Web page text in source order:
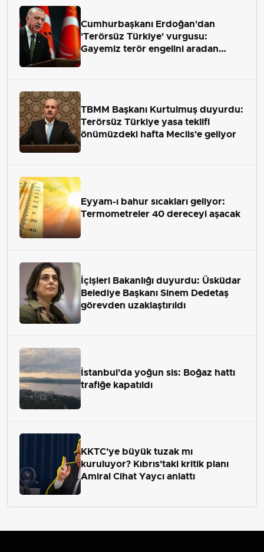
Cumhurbaşkanı Erdoğan'dan
'Terörsüz Türkiye' vurgusu:
Gayemiz terör engelini aradan
TBMM Başkanı Kurtulmuş duyurdu:
Terörsüz Türkiye yasa teklifi
önümüzdeki hafta Meclis'e geliyor
Eyyam-ı bahur sıcakları geliyor:
Termometreler 40 dereceyi aşacak
İçişleri Bakanlığı duyurdu: Üsküdar
Belediye Başkanı Sinem Dedetaş
görevden uzaklaştırıldı
İstanbul'da yoğun sis: Boğaz hattı
trafiğe kapatıldı
KKTC'ye büyük tuzak mı
kuruluyor? Kıbrıs'taki kritik planı
Amiral Cihat Yaycı anlattı